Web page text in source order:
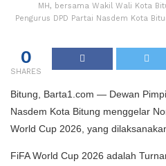
MH, bersama Wakil Wali Kota
Pengurus DPD Partai Nasdem Kota
0
SHARES
Bitung, Barta1.com — Dewan
Nasdem Kota Bitung menggelar
World Cup 2026, yang
FiFA World Cup 2026 adalah